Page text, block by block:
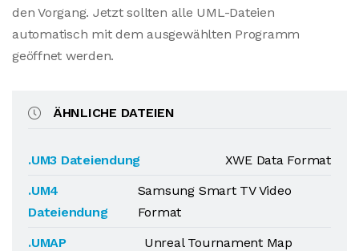
den Vorgang. Jetzt sollten alle UML-Dateien
automatisch mit dem ausgewählten Programm
geöffnet werden.
ÄHNLICHE DATEIEN
.UM3 Dateiendung
XWE Data Format
.UM4
Dateiendung
Samsung Smart TV Video
Format
.UMAP
Unreal Tournament Map